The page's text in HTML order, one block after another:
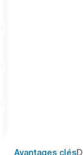
Avantages clés